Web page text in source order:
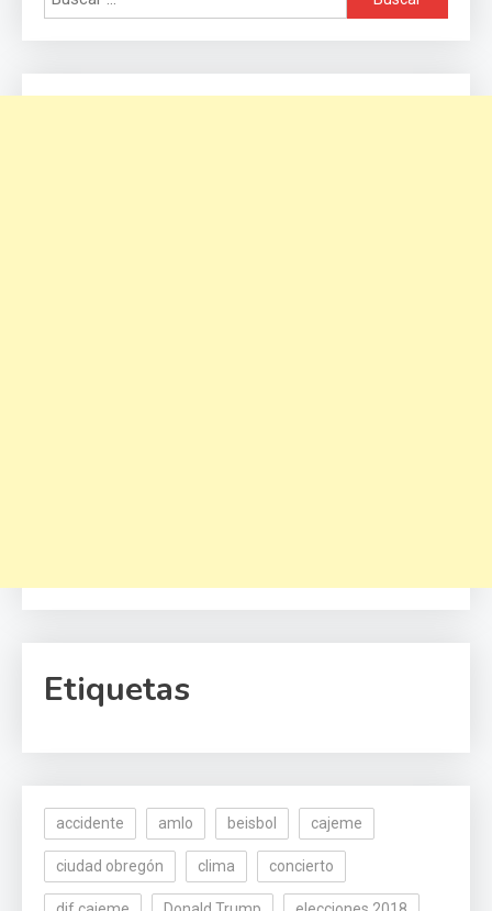
Etiquetas
accidente amlo beisbol cajeme
ciudad obregón clima concierto